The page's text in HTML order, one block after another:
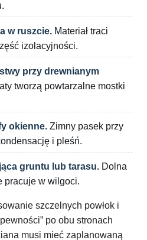
w ruszcie. Materiał traci
izolacyjności.
przy drewnianym
tworzą powtarzalne mostki
okienne. Zimny pasek przy
i pleśń.
gruntu lub tarasu. Dolna
pracuje w wilgoci.
szczelnych powłok i
po obu stronach
musi mieć zaplanowaną